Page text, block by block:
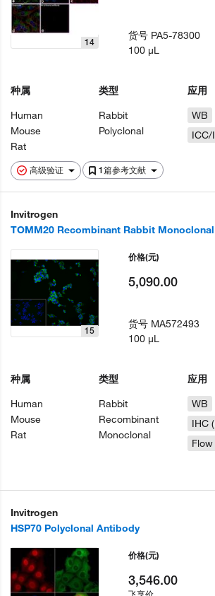
高级验证 1篇参考文献
14
种属
Human
Mouse
Rat
类型
Rabbit
Polyclonal
应用
WB
ICC/
货号 PA5-78300
100 µL
Invitrogen
TOMM20 Recombinant Rabbit
15
种属
Human
Mouse
Rat
类型
Rabbit
Recombinant
Monoclonal
应用
WB
IHC
Flow
价格(元)
5,090.00
货号 MA572493
100 µL
Invitrogen
HSP70 Polyclonal Antibody
价格(元)
3,546.00